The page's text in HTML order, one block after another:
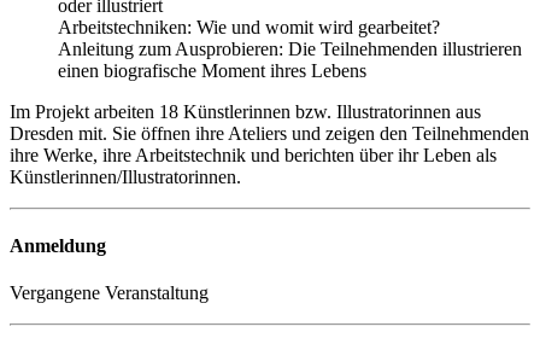
oder illustriert
Arbeitstechniken: Wie und womit wird gearbeitet?
Anleitung zum Ausprobieren: Die Teilnehmenden illustrieren
einen biografische Moment ihres Lebens
Im Projekt arbeiten 18 Künstlerinnen bzw. Illustratorinnen aus
Dresden mit. Sie öffnen ihre Ateliers und zeigen den Teilnehmenden
ihre Werke, ihre Arbeitstechnik und berichten über ihr Leben als
Künstlerinnen/Illustratorinnen.
Anmeldung
Vergangene Veranstaltung